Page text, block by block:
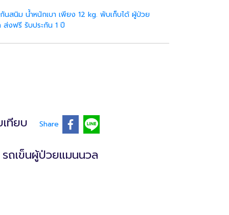
สนิม น้ำหนักเบา เพียง 12 kg. พับเก็บได้ ผู้ป่วย
ส่งฟรี รับประกัน 1 ปี
ทียบ Share
รถเข็นผู้ป่วยแมนนวล